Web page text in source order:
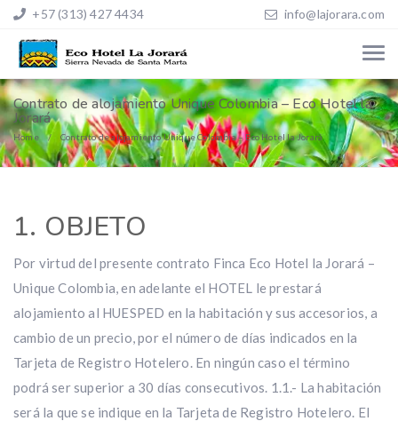
+57 (313) 427 4434 info@lajorara.com
Contrato de alojamiento Unique Colombia – Eco Hotel la
Jorará
Home Contrato de alojamiento Unique Colombia – Eco Hotel la Jorará
1. OBJETO
Por virtud del presente contrato Finca Eco Hotel la Jorará –
Unique Colombia, en adelante el HOTEL le prestará
alojamiento al HUESPED en la habitación y sus accesorios, a
cambio de un precio, por el número de días indicados en la
Tarjeta de Registro Hotelero. En ningún caso el término
podrá ser superior a 30 días consecutivos. 1.1.- La habitación
será la que se indique en la Tarjeta de Registro Hotelero. El